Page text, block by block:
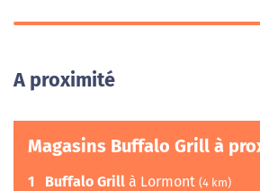
A proximité
Magasins Buffalo Grill à
1 Buffalo Grill à Lormont (4 km)